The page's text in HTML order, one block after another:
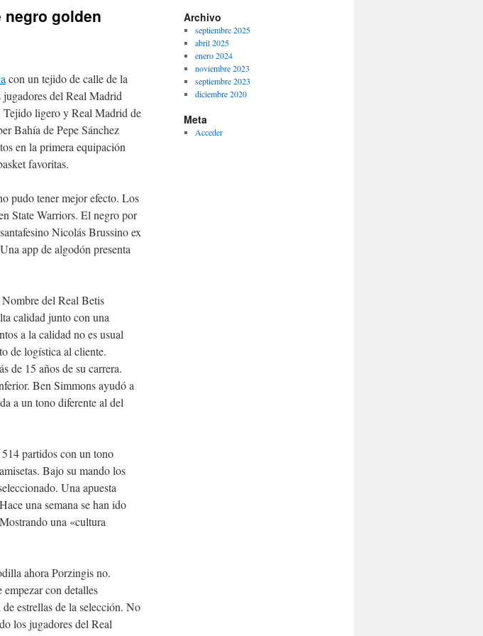
golden
con un tejido de calle de la
del Real Madrid
Tejido ligero y Real Madrid de
Bahía de Pepe Sánchez
en la primera equipación
favoritas.
pudo tener mejor efecto. Los
State Warriors. El negro por
Nicolás Brussino ex
app de algodón presenta
Nombre del Real Betis
calidad junto con una
a la calidad no es usual
de logística al cliente.
de 15 años de su carrera.
Ben Simmons ayudó a
a un tono diferente al del
partidos con un tono
Bajo su mando los
Una apuesta
una semana se han ido
una «cultura
ahora Porzingis no.
con detalles
estrellas de la selección. No
los jugadores del Real
Archivo
septiembre 2025
abril 2025
enero 2024
noviembre 2023
septiembre 2023
diciembre 2020
Meta
Acceder